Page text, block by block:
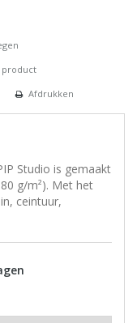
product
Afdrukken
Studio is gemaakt
g/m²). Met het
ceintuur,